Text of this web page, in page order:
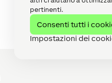
pertinenti.
Consenti tutti i
Impostazioni dei